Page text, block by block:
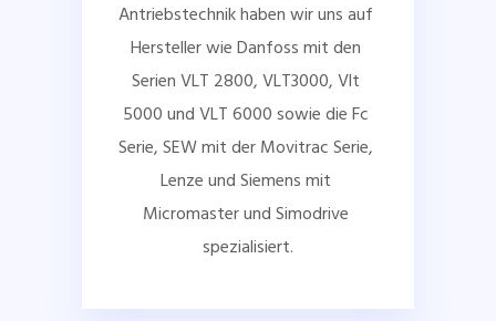
Antriebstechnik haben wir uns auf
Hersteller wie Danfoss mit den
Serien VLT 2800, VLT3000, Vlt
5000 und VLT 6000 sowie die Fc
Serie, SEW mit der Movitrac Serie,
Lenze und Siemens mit
Micromaster und Simodrive
spezialisiert.